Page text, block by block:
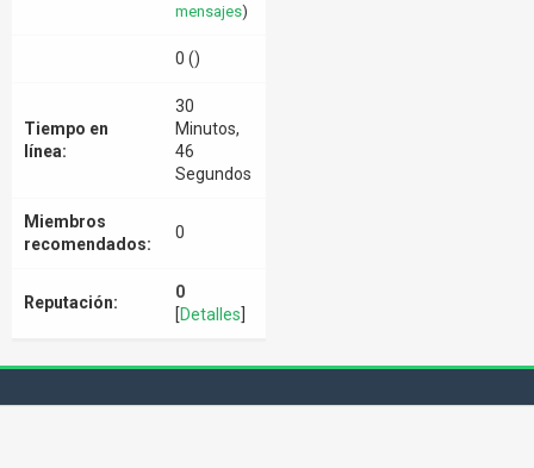
mensajes)
0 ()
Tiempo en
línea:
30
Minutos,
46
Segundos
Miembros
recomendados:
0
Reputación:
0
[Detalles